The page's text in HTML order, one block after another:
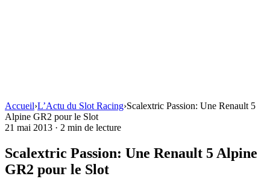
Accueil›L’Actu du Slot Racing›Scalextric Passion: Une Renault 5
Alpine GR2 pour le Slot
21 mai 2013 · 2 min de lecture
Scalextric Passion: Une Renault 5 Alpine
GR2 pour le Slot